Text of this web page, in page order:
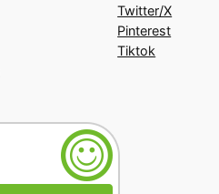
Twitter/X
Pinterest
Tiktok